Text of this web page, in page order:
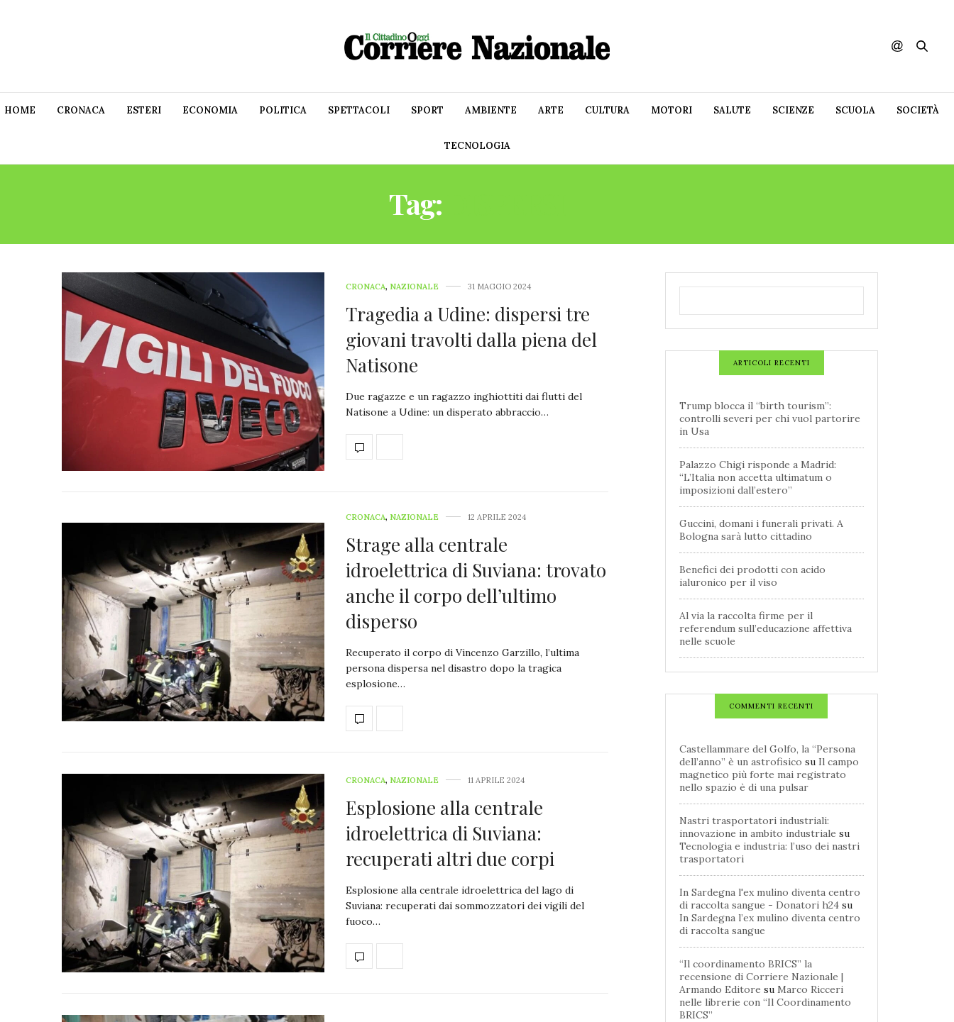
HOME CRONACA ESTERI ECONOMIA POLITICA SPETTACOLI SPORT AMBIENTE ARTE CULTURA MOTORI SALUTE SCIENZE SCUOLA SOCIETÀ
TECNOLOGIA
Tag:
CRONACA, NAZIONALE 31 MAGGIO 2024
Tragedia a Udine: dispersi tre
giovani travolti dalla piena del
Natisone
Due ragazze e un ragazzo inghiottiti dai flutti del
Natisone a Udine: un disperato abbraccio…
CRONACA, NAZIONALE 12 APRILE 2024
Strage alla centrale
idroelettrica di Suviana: trovato
anche il corpo dell’ultimo
disperso
Recuperato il corpo di Vincenzo Garzillo, l’ultima
persona dispersa nel disastro dopo la tragica
esplosione…
CRONACA, NAZIONALE 11 APRILE 2024
Esplosione alla centrale
idroelettrica di Suviana:
recuperati altri due corpi
Esplosione alla centrale idroelettrica del lago di
Suviana: recuperati dai sommozzatori dei vigili del
fuoco…
ARTICOLI RECENTI
Trump blocca il “birth tourism”:
controlli severi per chi vuol partorire
in Usa
Palazzo Chigi risponde a Madrid:
“L’Italia non accetta ultimatum o
imposizioni dall’estero”
Guccini, domani i funerali privati. A
Bologna sarà lutto cittadino
Benefici dei prodotti con acido
ialuronico per il viso
Al via la raccolta firme per il
referendum sull’educazione affettiva
nelle scuole
COMMENTI RECENTI
Castellammare del Golfo, la “Persona
dell’anno” è un astrofisico su Il campo
magnetico più forte mai registrato
nello spazio è di una pulsar
Nastri trasportatori industriali:
innovazione in ambito industriale su
Tecnologia e industria: l’uso dei nastri
trasportatori
In Sardegna l'ex mulino diventa centro
di raccolta sangue - Donatori h24 su
In Sardegna l’ex mulino diventa centro
di raccolta sangue
“Il coordinamento BRICS” la
recensione di Corriere Nazionale |
Armando Editore su Marco Ricceri
nelle librerie con “Il Coordinamento
BRICS”